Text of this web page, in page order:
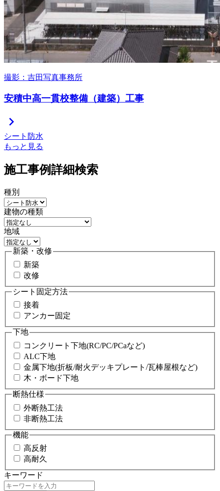
撮影：吉田写真事務所
安積中高一貫校整備（建築）工事
chevron_right
シート防水
もっと見る
施工事例詳細検索
種別
建物の種類
地域
新築・改修
新築
改修
シート固定方法
接着
アンカー固定
下地
コンクリート下地(RC/PC/PCaなど)
ALC下地
金属下地(折板/耐火デッキプレート/瓦棒屋根など)
木・ボード下地
断熱仕様
外断熱工法
非断熱工法
機能
高反射
高耐久
キーワード